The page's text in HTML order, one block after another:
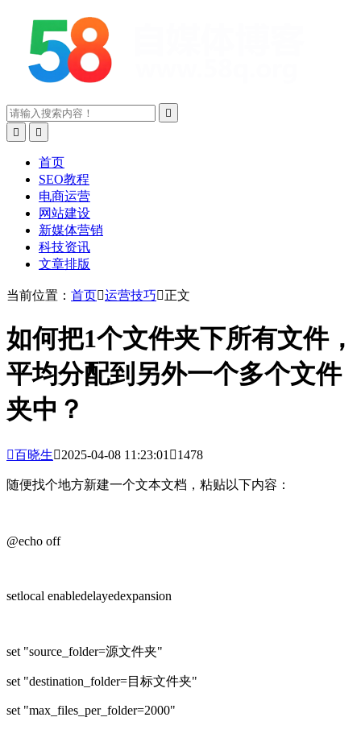



首页
SEO教程
电商运营
网站建设
新媒体营销
科技资讯
文章排版
当前位置： 首页运营技巧正文
如何把1个文件夹下所有文件，
平均分配到另外一个多个文件
夹中？
百晓生2025-04-08 11:23:01 1478
随便找个地方新建一个文本文档，粘贴以下内容：
@echo off
setlocal enabledelayedexpansion
set "source_folder=源文件夹"
set "destination_folder=目标文件夹"
set "max_files_per_folder=2000"